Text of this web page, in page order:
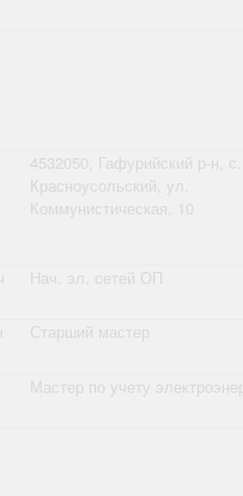
4532050, Гафурийский р-н, с.
Красноусольский, ул.
Коммунистическая, 10
Нач. эл. сетей ОП
Старший мастер
Мастер по учету